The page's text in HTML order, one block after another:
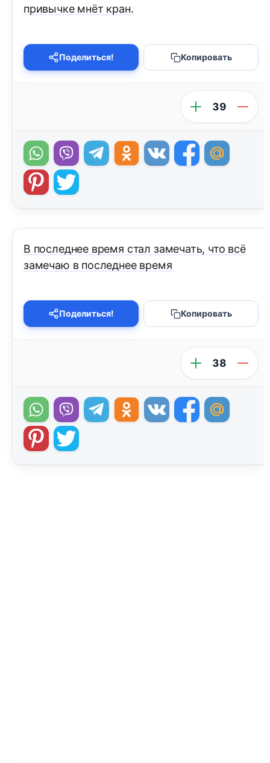
привычке мнёт кран.
Поделиться! Копировать
39
В последнее время стал замечать, что всё
замечаю в последнее время
Поделиться! Копировать
38